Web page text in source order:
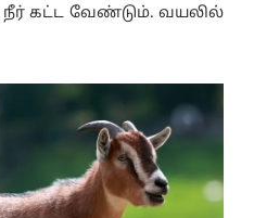
கட்ட வேண்டும். வயலில்